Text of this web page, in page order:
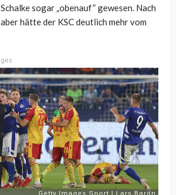
sogar „obenauf“ gewesen. Nach
hätte der KSC deutlich mehr vom